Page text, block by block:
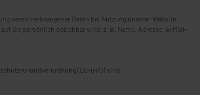
personenbezogener Daten bei Nutzung unserer Website.
Sie persönlich beziehbar sind, z. B. Name, Adresse, E-Mail-
Grundverordnung (DS-GVO) sind